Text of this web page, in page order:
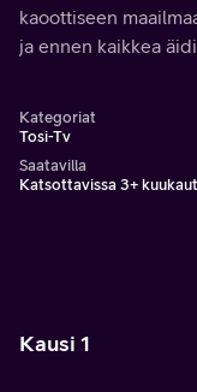
kaoottiseen
ja ennen kaikkea
Kategoriat
Tosi-Tv
Saatavilla
Katsottavissa 3+
Kausi 1